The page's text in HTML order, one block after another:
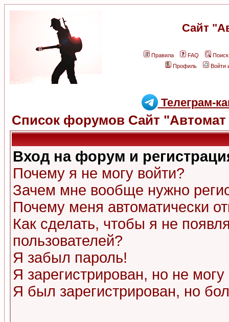
Сайт
Правила FAQ
Поиск
Профиль
Войти
Телеграм-
Список форумов Сайт "Автомат
Вход на форум и
Почему я не могу войти?
Зачем мне вообще нужно
Почему меня автоматически
Как сделать, чтобы я не
пользователей?
Я забыл пароль!
Я зарегистрирован, но не могу
Я был зарегистрирован, но